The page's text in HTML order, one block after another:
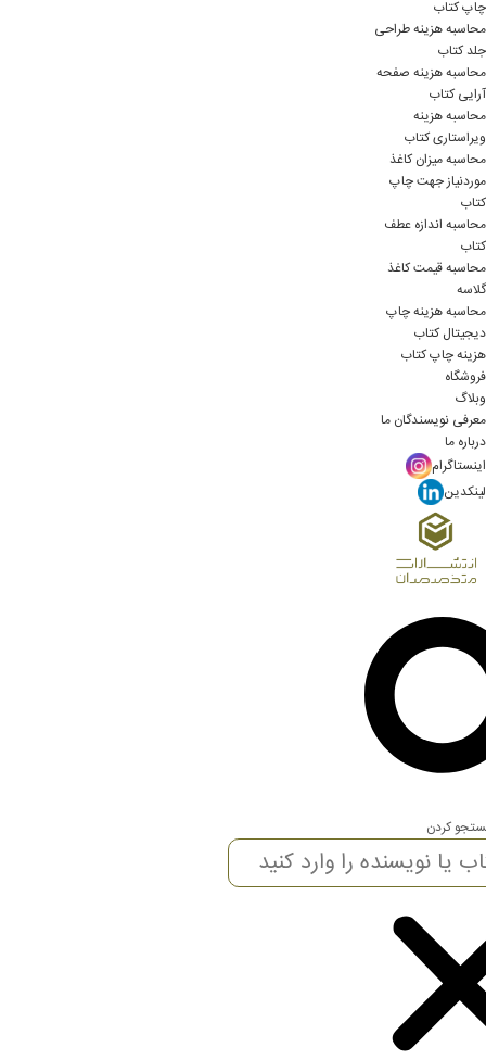
چاپ کتاب
محاسبه هزینه طراحی
جلد کتاب
محاسبه هزینه صفحه
آرایی کتاب
محاسبه هزینه
ویراستاری کتاب
محاسبه میزان کاغذ
موردنیاز جهت چاپ
کتاب
محاسبه اندازه عطف
کتاب
محاسبه قیمت کاغذ
گلاسه
محاسبه هزینه چاپ
دیجیتال کتاب
هزینه چاپ کتاب
فروشگاه
وبلاگ
معرفی نویسندگان ما
درباره ما
اینستاگرام
لینکدین
کردن